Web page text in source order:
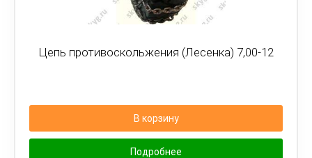
Цепь противоскольжения (Лесенка) 7,00-12
В корзину
Подробнее